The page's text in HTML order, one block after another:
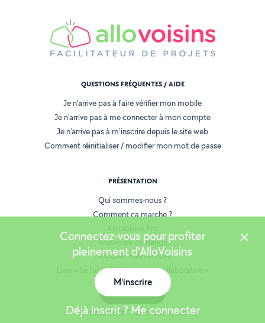
QUESTIONS FRÉQUENTES / AIDE
Je n'arrive pas à faire vérifier mon mobile
Je n'arrive pas à me connecter à mon compte
Je n'arrive pas à m'inscrire depuis le site web
Comment réinitialiser / modifier mon mot de passe
PRÉSENTATION
Qui sommes-nous ?
Comment ça marche ?
Toutes les demandes
Proposer mes services
Livre « Le futur de l'économie collaborative »
AlloVoisins en France
Espace presse
Partenaires et Grands Comptes
Connectez-vous pour profiter
pleinement d'AlloVoisins
M'inscrire
Déjà inscrit ? Me connecter